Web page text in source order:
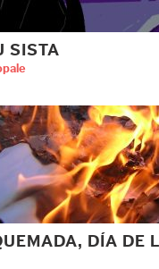
SISTA
DÍA DE